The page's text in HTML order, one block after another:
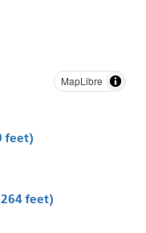
MapLibre
feet)
feet)